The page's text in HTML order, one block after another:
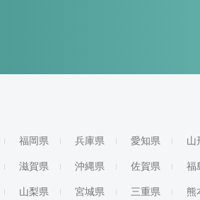
福岡県 兵庫県 愛知県 山
滋賀県 沖縄県 佐賀県 福
山梨県 宮城県 三重県 熊